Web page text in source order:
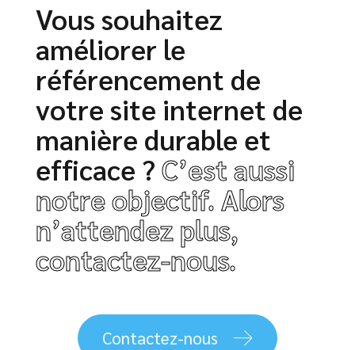
Vous souhaitez
améliorer le
référencement de
votre site internet de
manière durable et
efficace ? C’est aussi
notre objectif. Alors
n’attendez plus,
contactez-nous.
Contactez-nous